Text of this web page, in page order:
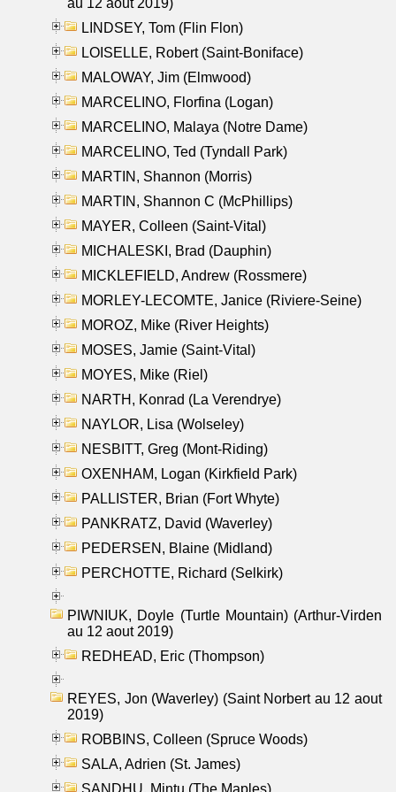
LINDSEY, Tom (Flin Flon)
LOISELLE, Robert (Saint-Boniface)
MALOWAY, Jim (Elmwood)
MARCELINO, Florfina (Logan)
MARCELINO, Malaya (Notre Dame)
MARCELINO, Ted (Tyndall Park)
MARTIN, Shannon (Morris)
MARTIN, Shannon C (McPhillips)
MAYER, Colleen (Saint-Vital)
MICHALESKI, Brad (Dauphin)
MICKLEFIELD, Andrew (Rossmere)
MORLEY-LECOMTE, Janice (Riviere-Seine)
MOROZ, Mike (River Heights)
MOSES, Jamie (Saint-Vital)
MOYES, Mike (Riel)
NARTH, Konrad (La Verendrye)
NAYLOR, Lisa (Wolseley)
NESBITT, Greg (Mont-Riding)
OXENHAM, Logan (Kirkfield Park)
PALLISTER, Brian (Fort Whyte)
PANKRATZ, David (Waverley)
PEDERSEN, Blaine (Midland)
PERCHOTTE, Richard (Selkirk)
PIWNIUK, Doyle (Turtle Mountain) (Arthur-Virden
au 12 aout 2019)
REDHEAD, Eric (Thompson)
REYES, Jon (Waverley) (Saint Norbert au 12 aout
2019)
ROBBINS, Colleen (Spruce Woods)
SALA, Adrien (St. James)
SANDHU, Mintu (The Maples)